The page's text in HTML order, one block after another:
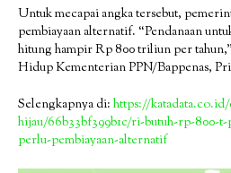
Untuk mecapai angka tersebut,
pembiayaan alternatif. “Pendanaan
hitung hampir Rp 800 triliun per
Hidup Kementerian PPN/Bappenas,
Selengkapnya di: https://
hijau/66b33bf399b1c/ri-butuh-rp-800-
perlu-pembiayaan-alternatif